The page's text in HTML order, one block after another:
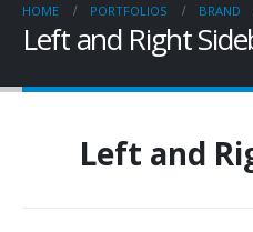
HOME PORTFOLIOS BRAND
Left and Right
Left and